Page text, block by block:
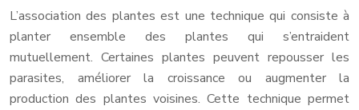
L’association des plantes est une technique qui consiste à
planter ensemble des plantes qui s’entraident
mutuellement. Certaines plantes peuvent repousser les
parasites, améliorer la croissance ou augmenter la
production des plantes voisines. Cette technique permet